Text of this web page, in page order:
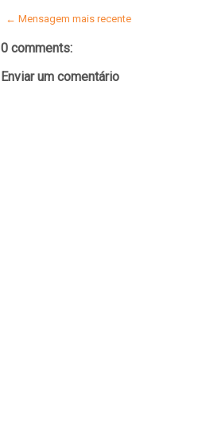
← Mensagem mais recente
0 comments:
Enviar um comentário